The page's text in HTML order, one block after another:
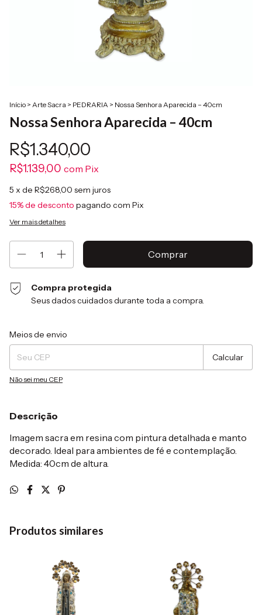
Início > Arte Sacra > PEDRARIA > Nossa Senhora Aparecida – 40cm
Nossa Senhora Aparecida – 40cm
R$1.340,00
R$1.139,00 com Pix
5 x de R$268,00 sem juros
15% de desconto pagando com Pix
Ver mais detalhes
Compra protegida
Seus dados cuidados durante toda a compra.
Entregas para o CEP:
Meios de envio
Calcular
Não sei meu CEP
Descrição
Imagem sacra em resina com pintura detalhada e manto
decorado. Ideal para ambientes de fé e contemplação.
Medida: 40cm de altura.
Produtos similares